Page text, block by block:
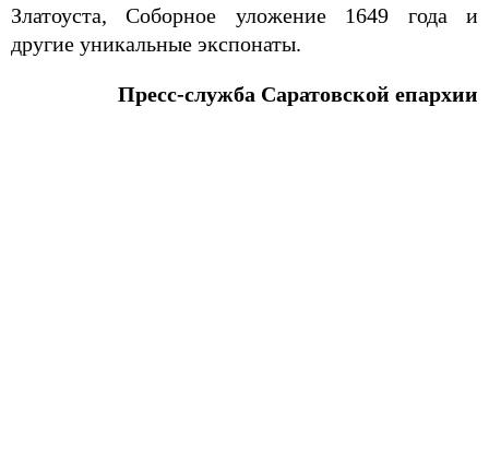
Златоуста, Соборное уложение 1649 года и
другие уникальные экспонаты.
Пресс-служба Саратовской епархии